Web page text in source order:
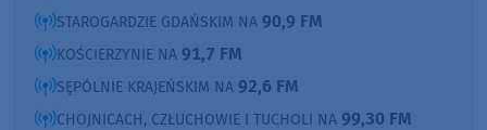
STAROGARDZIE GDAŃSKIM NA 90,9 FM
KOŚCIERZYNIE NA 91,7 FM
SĘPÓLNIE KRAJEŃSKIM NA 92,6 FM
CHOJNICACH, CZŁUCHOWIE I TUCHOLI NA 99,30 FM